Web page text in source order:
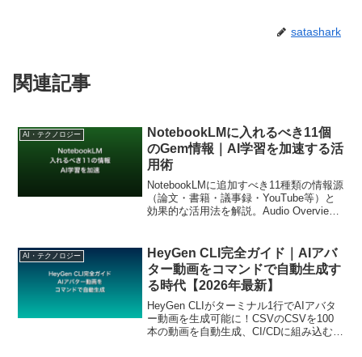
satashark
関連記事
AI・テクノロジー
NotebookLMに入れるべき11個
のGem情報｜AI学習を加速する活
用術
NotebookLMに追加すべき11種類の情報源
（論文・書籍・議事録・YouTube等）と
効果的な活用法を解説。Audio Overview
AI・テクノロジー
HeyGen CLI完全ガイド｜AIアバ
ター動画をコマンドで自動生成す
る時代【2026年最新】
HeyGen CLIがターミナル1行でAIアバタ
ー動画を生成可能に！CSVのCSVを100
本の動画を自動生成、CI/CDに組み込むな